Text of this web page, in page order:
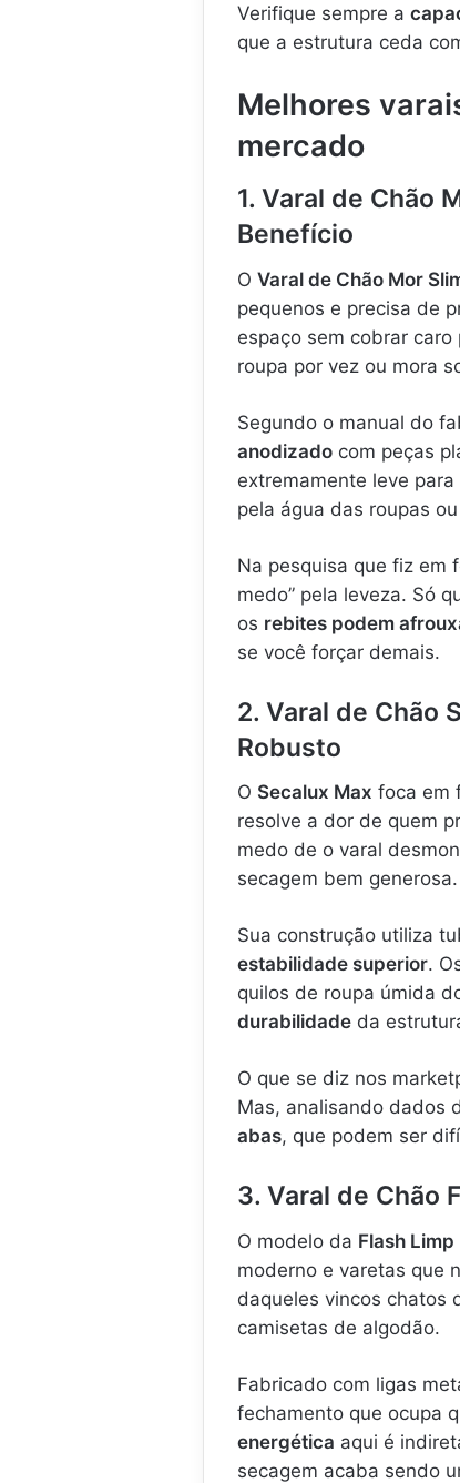
Verifique sempre a
que a estrutura ceda
Melhores
mercado
1. Varal de Chão
Benefício
O Varal de Chão Mor
pequenos e precisa de
espaço sem cobrar
roupa por vez ou mora
Segundo o manual do
anodizado com peças
extremamente leve
pela água das roupas
Na pesquisa que fiz em
medo” pela leveza. Só
os rebites podem
se você forçar demais.
2. Varal de Chão
Robusto
O Secalux Max foca em
resolve a dor de quem
medo de o varal
secagem bem generosa.
Sua construção utiliza
estabilidade superior.
quilos de roupa úmida
durabilidade da
O que se diz nos
Mas, analisando dados
abas, que podem ser
3. Varal de Chão
O modelo da Flash Limp
moderno e varetas que
daqueles vincos chatos
camisetas de algodão.
Fabricado com ligas
fechamento que ocupa
energética aqui é
secagem acaba sendo